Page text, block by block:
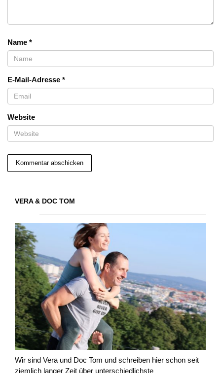
Name *
E-Mail-Adresse *
Website
VERA & DOC TOM
Wir sind Vera und Doc Tom und schreiben hier schon seit
ziemlich langer Zeit über unterschiedlichste